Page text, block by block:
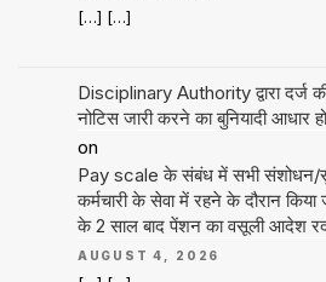
[…] […]
Disciplinary Authority द्वारा दर्ज
नोटिस जारी करने का बुनियादी
on
Pay scale के संबंध में सभी संशोधन/
कर्मचारी के सेवा में रहने के दौरान किया
के 2 साल बाद पेंशन का वसूली आदेश
AUGUST 4, 2026